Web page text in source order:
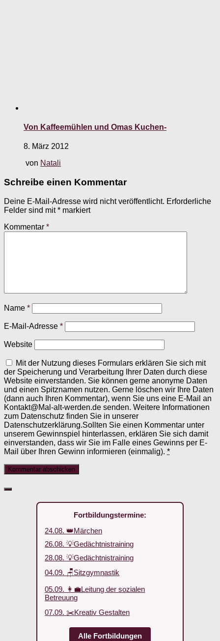
Von Kaffeemühlen und Omas Kuchen-
8. März 2012
von Natali
Schreibe einen Kommentar
Deine E-Mail-Adresse wird nicht veröffentlicht. Erforderliche
Felder sind mit* markiert
Kommentar *
Name *
E-Mail-Adresse *
Website
Mit der Nutzung dieses Formulars erklären Sie sich mit
der Speicherung und Verarbeitung Ihrer Daten durch diese
Website einverstanden. Sie können gerne anonyme Daten
und einen Spitznamen nutzen. Gerne löschen wir Ihre Daten
(dann auch Ihren Kommentar), wenn Sie uns eine E-Mail an
Kontakt@Mal-alt-werden.de senden. Weitere Informationen
zum Datenschutz finden Sie in unserer
Datenschutzerklärung.Sollten Sie einen Kommentar unter
unserem Gewinnspiel hinterlassen, erklären Sie sich damit
einverstanden, dass wir Sie im Falle eines Gewinns per E-
Mail über Ihren Gewinn informieren (einmalig). *
Fortbildungstermine:
24.08. 👑Märchen
26.08. 💡Gedächtnistraining
28.08. 💡Gedächtnistraining
04.09. 🪑Sitzgymnastik
05.09. 👩‍💼Leitung der sozialen
Betreuung
07.09. ✂️Kreativ Gestalten
Alle Fortbildungen